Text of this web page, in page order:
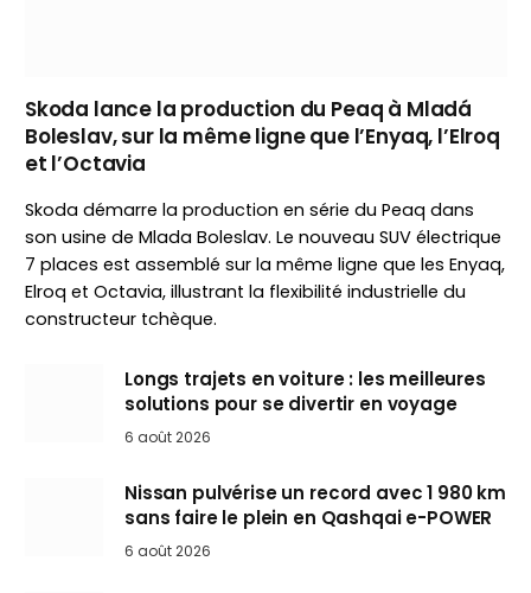
Skoda lance la production du Peaq à Mladá
Boleslav, sur la même ligne que l’Enyaq, l’Elroq
et l’Octavia
Skoda démarre la production en série du Peaq dans
son usine de Mlada Boleslav. Le nouveau SUV électrique
7 places est assemblé sur la même ligne que les Enyaq,
Elroq et Octavia, illustrant la flexibilité industrielle du
constructeur tchèque.
Longs trajets en voiture : les meilleures
solutions pour se divertir en voyage
6 août 2026
Nissan pulvérise un record avec 1 980 km
sans faire le plein en Qashqai e-POWER
6 août 2026